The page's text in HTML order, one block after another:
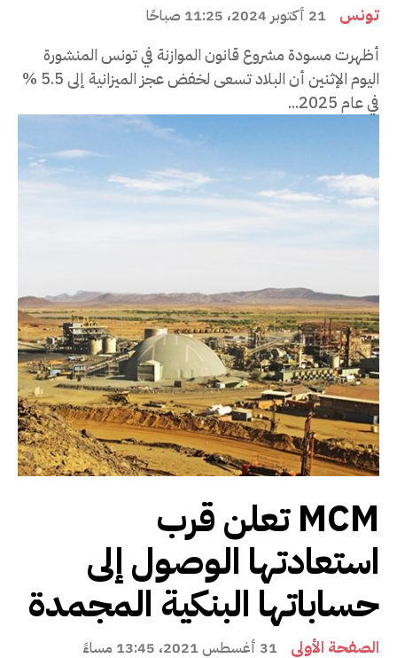
تونس 21 أكتوبر 2024، 11:25 صباحًا
أظهرت مسودة مشروع قانون الموازنة في تونس المنشورة
اليوم الإثنين أن البلاد تسعى لخفض عجز الميزانية إلى 5.5 %
في عام 2025...
MCM تعلن قرب
استعادتها الوصول إلى
حساباتها البنكية المجمدة
الصفحة الأولى 31 أغسطس 2021، 13:45 مساءً